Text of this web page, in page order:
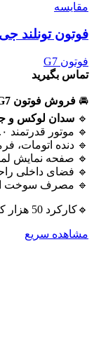
مقایسه
فوتون تونلند جی 7 1402- FOTON TUNLAND G7
فوتون G7
تماس بگیرید
🚘 فروش فوتون G7 مدل 1402
🔹 سدان لوکس و
🔹 موتور قدرتمند ۲.۰ لیتری توربوشارژ – شتاب، نرمی، قدرت
🔹 دنده اتومات،
🔹 صفحه نمایش
🔹 فضای داخلی
🔹 مصرف سوخت
🔹کارکرد 50 هزار کیلومتر
مشاهده سریع